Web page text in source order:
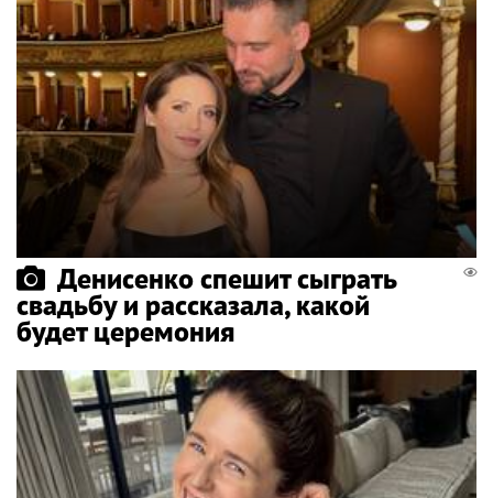
Денисенко спешит сыграть
свадьбу и рассказала, какой
будет церемония